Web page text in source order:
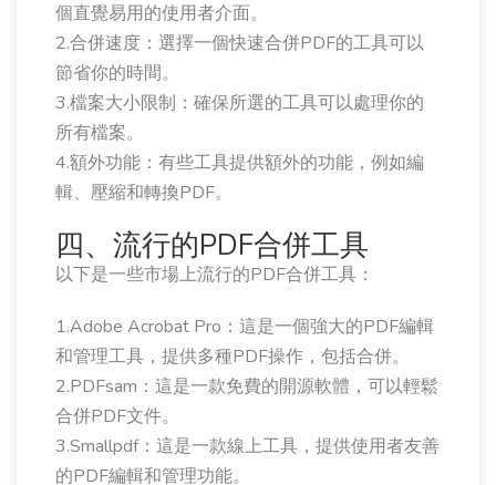
個直覺易用的使用者介面。
2.合併速度：選擇一個快速合併PDF的工具可以
節省你的時間。
3.檔案大小限制：確保所選的工具可以處理你的
所有檔案。
4.額外功能：有些工具提供額外的功能，例如編
輯、壓縮和轉換PDF。
四、流行的PDF合併工具
以下是一些市場上流行的PDF合併工具：
1.Adobe Acrobat Pro：這是一個強大的PDF編輯
和管理工具，提供多種PDF操作，包括合併。
2.PDFsam：這是一款免費的開源軟體，可以輕鬆
合併PDF文件。
3.Smallpdf：這是一款線上工具，提供使用者友善
的PDF編輯和管理功能。